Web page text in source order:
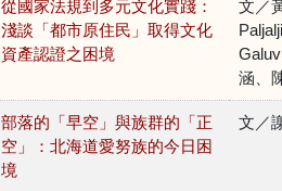
從國家法規到多元文化實踐：
淺談「都市原住民」取得文化
資產認證之困境
文／
涵、
部落的「早空」與族群的「正
空」：北海道愛努族的今日困
境
文／